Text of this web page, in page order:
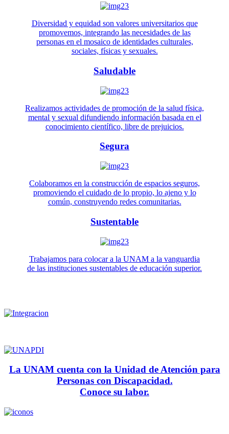
Diversidad y equidad son valores universitarios que
promovemos, integrando las necesidades de las
personas en el mosaico de identidades culturales,
sociales, físicas y sexuales.
Saludable
Realizamos actividades de promoción de la salud física,
mental y sexual difundiendo información basada en el
conocimiento científico, libre de prejuicios.
Segura
Colaboramos en la construcción de espacios seguros,
promoviendo el cuidado de lo propio, lo ajeno y lo
común, construyendo redes comunitarias.
Sustentable
Trabajamos para colocar a la UNAM a la vanguardia
de las instituciones sustentables de educación superior.
La UNAM cuenta con la Unidad de Atención para
Personas con Discapacidad.
Conoce su labor.